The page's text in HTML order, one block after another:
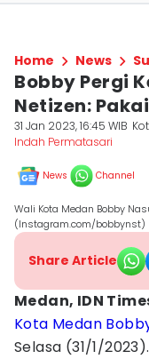
Home News
Bobby Pergi
Netizen:
31 Jan 2023, 16:45 WIB
Indah Permatasari
News Channel
Wali Kota Medan Bobby
(Instagram.com/bobbynst)
Share Article
Medan, IDN
Kota Medan
Selasa (31/1/